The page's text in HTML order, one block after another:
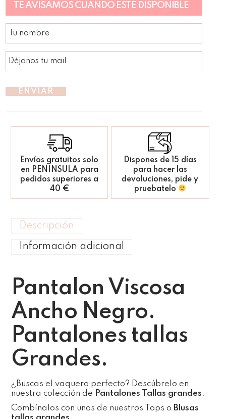
TE AVISAMOS CUANDO ESTÉ DISPONIBLE
ENVIAR
Envíos gratuitos solo
en PENINSULA para
pedidos superiores a
40 €
Dispones de 15 días
para hacer las
devoluciones, pide y
pruebatelo
Descripción
Información adicional
Pantalon Viscosa
Ancho Negro.
Pantalones tallas
Grandes.
¿Buscas el vaquero perfecto? Descúbrelo en
nuestra colección de Pantalones Tallas grandes.
Combínalos con unos de nuestros Tops o Blusas